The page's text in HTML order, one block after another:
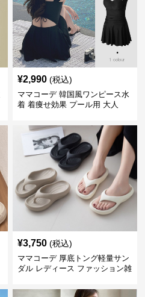
¥2,990 (税込)
ママコーデ 韓国風ワンピース水
着 着痩せ効果 プール用 大人
¥3,750 (税込)
ママコーデ 厚底トング軽量サン
ダル レディース ファッション雑